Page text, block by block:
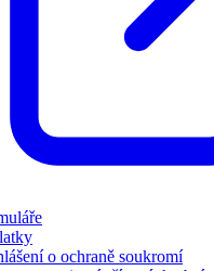
o ochraně soukromí